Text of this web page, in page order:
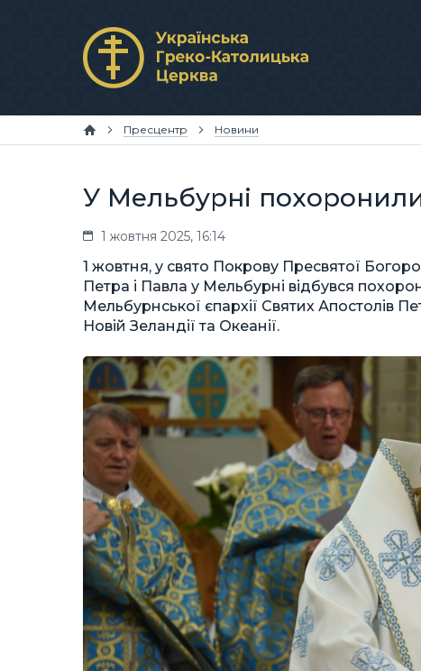
Пресцентр Новини
У Мельбурні
1 жовтня 2025, 16:14
1 жовтня, у свято Покрову Пресвятої
Петра і Павла у Мельбурні відбувся
Мельбурнської єпархії Святих Апостолів
Новій Зеландії та Океанії.